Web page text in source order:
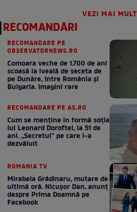
VEZI MAI MULT
RECOMANDĂRI
RECOMANDARE PE
OBSERVATORNEWS.RO
Comoara veche de 1.700 de ani
scoasă la iveală de seceta de
pe Dunăre, între România şi
Bulgaria. Imagini rare
RECOMANDARE PE AS.RO
Cum se menţine în formă soţia
lui Leonard Doroftei, la 51 de
ani. „Secretul” pe care l-a
dezvăluit
ROMANIA TV
Mirabela Grădinaru, mutare de
ultimă oră. Nicuşor Dan, anunţ
despre Prima Doamnă pe
Facebook